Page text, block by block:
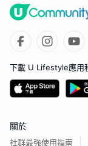
下載 U Lifestyle應用
關於
社群最強使用指南